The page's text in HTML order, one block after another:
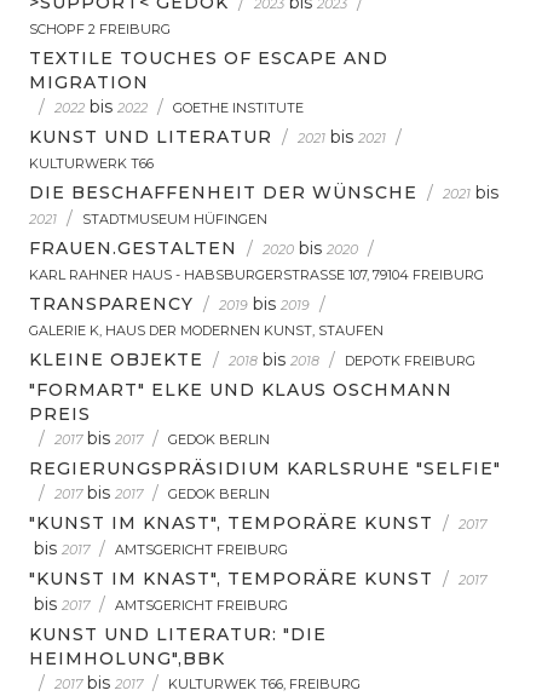
2023 2023
SCHOPF 2 FREIBURG
TEXTILE TOUCHES OF ESCAPE AND
MIGRATION
/ 2022 bis 2022 / GOETHE INSTITUTE
KUNST UND LITERATUR / 2021 bis 2021 /
KULTURWERK T66
DIE BESCHAFFENHEIT DER WÜNSCHE / 2021 bis
2021 / STADTMUSEUM HÜFINGEN
FRAUEN.GESTALTEN / 2020 bis 2020 /
KARL RAHNER HAUS - HABSBURGERSTRASSE 107, 79104 FREIBURG
TRANSPARENCY / 2019 bis 2019 /
GALERIE K, HAUS DER MODERNEN KUNST, STAUFEN
KLEINE OBJEKTE / 2018 bis 2018 / DEPOTK FREIBURG
"FORMART" ELKE UND KLAUS OSCHMANN
PREIS
/ 2017 bis 2017 / GEDOK BERLIN
REGIERUNGSPRÄSIDIUM KARLSRUHE "SELFIE"
/ 2017 bis 2017 / GEDOK BERLIN
"KUNST IM KNAST", TEMPORÄRE KUNST / 2017
bis 2017 / AMTSGERICHT FREIBURG
"KUNST IM KNAST", TEMPORÄRE KUNST / 2017
bis 2017 / AMTSGERICHT FREIBURG
KUNST UND LITERATUR: "DIE
HEIMHOLUNG",BBK
/ 2017 bis 2017 / KULTURWEK T66, FREIBURG